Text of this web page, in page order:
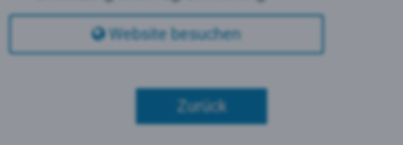
Website besuchen
Zurück